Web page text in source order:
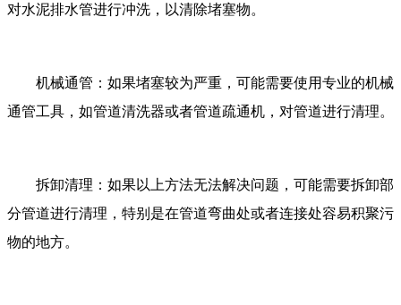
对水泥排水管进行冲洗，以清除堵塞物。
机械通管：如果堵塞较为严重，可能需要使用专业的机械
通管工具，如管道清洗器或者管道疏通机，对管道进行清理。
拆卸清理：如果以上方法无法解决问题，可能需要拆卸部
分管道进行清理，特别是在管道弯曲处或者连接处容易积聚污
物的地方。